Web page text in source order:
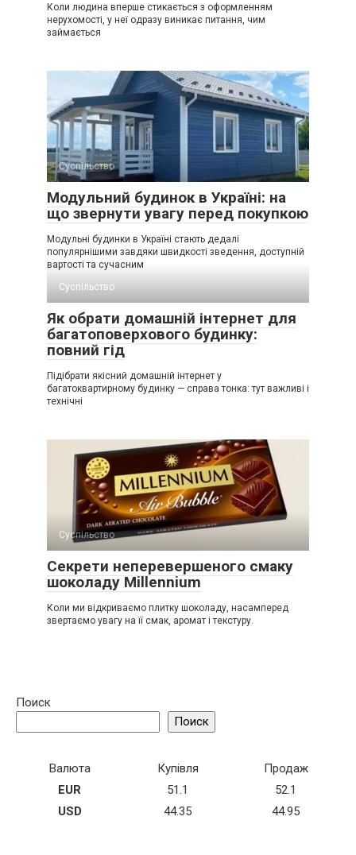
Коли людина вперше стикається з оформленням
нерухомості, у неї одразу виникає питання, чим
займається
Суспільство
Модульний будинок в Україні: на
що звернути увагу перед покупкою
Модульні будинки в Україні стають дедалі
популярнішими завдяки швидкості зведення, доступній
вартості та сучасним
Суспільство
Як обрати домашній інтернет для
багатоповерхового будинку:
повний гід
Підібрати якісний домашній інтернет у
багатоквартирному будинку — справа тонка: тут важливі і
технічні
Суспільство
Секрети неперевершеного смаку
шоколаду Millennium
Коли ми відкриваємо плитку шоколаду, насамперед
звертаємо увагу на її смак, аромат і текстуру.
Поиск
Поиск
Валюта Купівля
Продаж
EUR
51.1
52.1
USD
44.35 44.95